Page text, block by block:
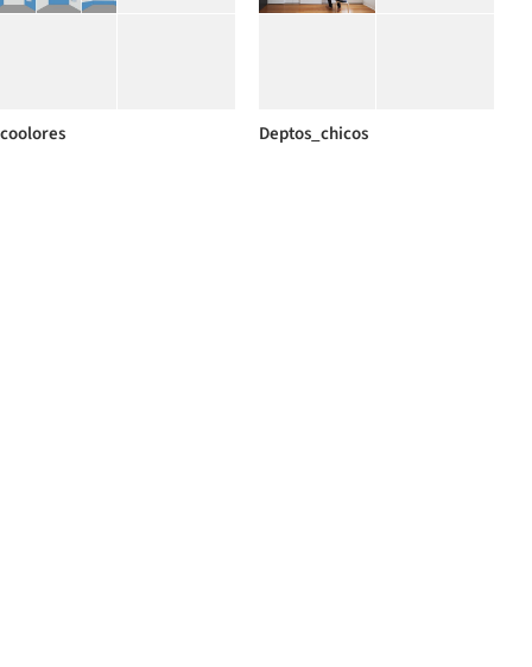
coolores Deptos_chicos